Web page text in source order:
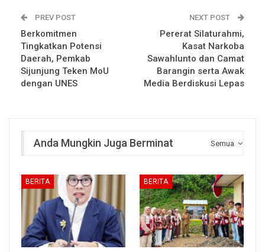
PREV POST
Berkomitmen
Tingkatkan Potensi
Daerah, Pemkab
Sijunjung Teken MoU
dengan UNES
NEXT POST
Pererat Silaturahmi,
Kasat Narkoba
Sawahlunto dan Camat
Barangin serta Awak
Media Berdiskusi Lepas
Semua
Anda Mungkin Juga Berminat
BERITA BERITA